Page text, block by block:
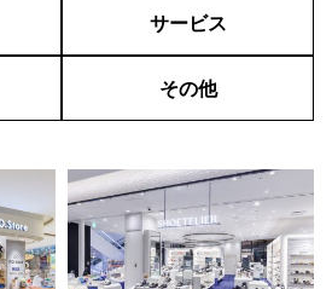
サービス
その他